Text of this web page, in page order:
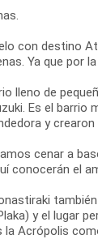
con destino
Ya que por
lleno de
Es el barrio
y
cenar a
conocerán el
y el lugar
la Acrópolis